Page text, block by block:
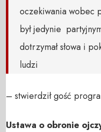
oczekiwania wobec
był jedynie
dotrzymał słowa i
ludzi
– stwierdził gość
Ustawa o obronie